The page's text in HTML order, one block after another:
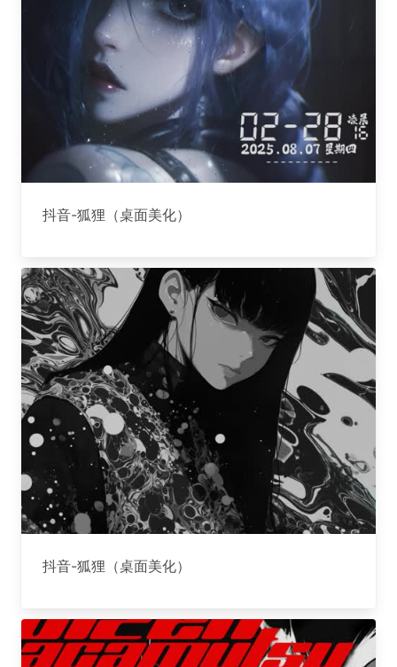
抖音-狐狸（桌面美化）
抖音-狐狸（桌面美化）